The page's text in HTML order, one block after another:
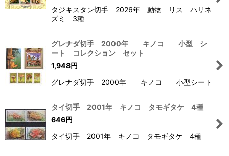
並び順:
絞り込む
タジキスタン切手 2026年 動物 リス ハリネ
ズミ 3種
グレナダ切手 2000年 キノコ 小型 シ
ート コレクション セット
1,948円
グレナダ切手 2000年 キノコ 小型シート
タイ切手 2001年 キノコ タモギタケ 4種
646円
タイ切手 2001年 キノコ タモギタケ 4種